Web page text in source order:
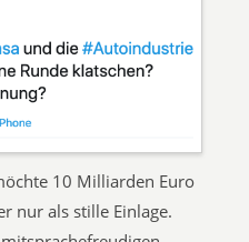
10 Milliarden Euro
nur als stille Einlage.